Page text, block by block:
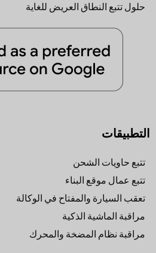
حلول تتبع النطاق العريض للغاية
التطبيقات
تتبع حاويات الشحن
تتبع عمال موقع البناء
تعقب السيارة والمفتاح في الوكالة
مراقبة الماشية الذكية
مراقبة نظام المضخة والمحرك